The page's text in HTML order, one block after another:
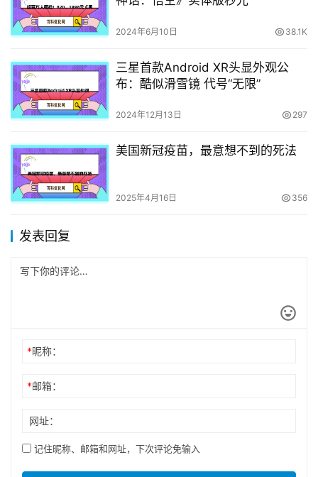
2024年6月10日 38.1K
三星首款Android XR头显外观公
布：酷似滑雪镜 代号“无限”
2024年12月13日 297
美国新冠疫苗，最意想不到的死法
2025年4月16日 356
发表回复
*昵称：
*邮箱：
网址：
记住昵称、邮箱和网址，下次评论免输入